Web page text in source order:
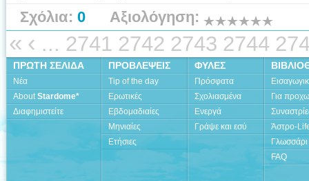
Σχόλια: 0 Αξιολόγηση:
« ‹ ... 2741 2742 2743 2744
ΠΡΩΤΗ ΣΕΛΙΔΑ
Νέα
AboutStardome*
Διαφημιστείτε
ΠΡΟΒΛΕΨΕΙΣ
Tip of the day
Ερωτικές
Εβδομαδιαίες
Μηνιαίες
Ετήσιες
ΦΥΛΕΣ
Πρόσφατα
Σχολιασμένα
Ενεργά
Γράψε και εσύ
Για
Άστρο-
Γλωσσάρι
FAQ